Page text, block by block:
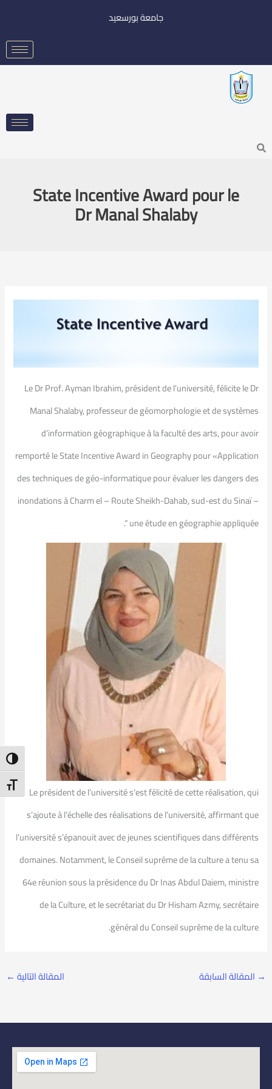
جامعة بورسعيد
Search
State Incentive Award pour le
Dr Manal Shalaby
Le Dr Prof. Ayman Ibrahim, président de l’université, félicite le Dr
Manal Shalaby, professeur de géomorphologie et de systèmes
d’information géographique à la faculté des arts, pour avoir
remporté le State Incentive Award in Geography pour «Application
des techniques de géo-informatique pour évaluer les dangers des
inondations à Charm el – Route Sheikh-Dahab, sud-est du Sinaï –
une étude en géographie appliquée “.
Le président de l’université s’est félicité de cette réalisation, qui
s’ajoute à l’échelle des réalisations de l’université, affirmant que
l’université s’épanouit avec de jeunes scientifiques dans différents
domaines. Notamment, le Conseil suprême de la culture a tenu sa
64e réunion sous la présidence du Dr Inas Abdul Daiem, ministre
de la Culture, et le secrétariat du Dr Hisham Azmy, secrétaire
général du Conseil suprême de la culture.
→ المقالة السابقة المقالة التالية ←